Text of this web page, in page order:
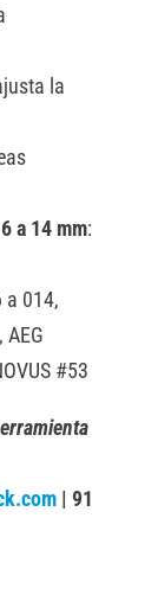
la
a 14 mm:
a 014,
AEG
#53
| 91